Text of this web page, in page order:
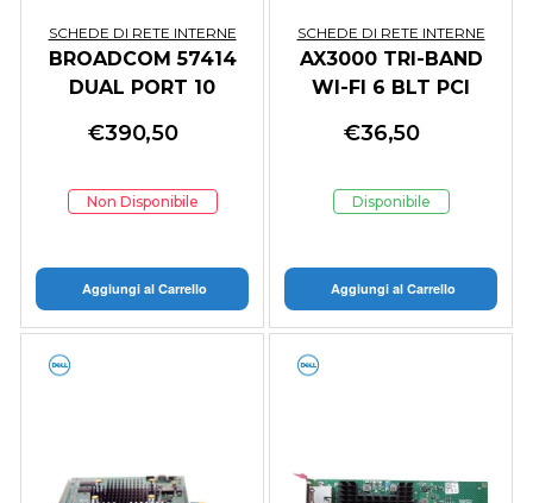
SCHEDE DI RETE INTERNE
BROADCOM 57414
DUAL PORT 10
NIC
€390,50
Non Disponibile
Aggiungi al Carrello
SCHEDE DI RETE INTERNE
AX3000 TRI-BAND
WI-FI 6 BLT PCI
€36,50
Disponibile
Aggiungi al Carrello